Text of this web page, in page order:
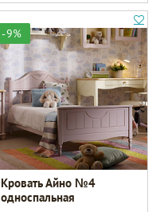
-9%
Кровать Айно №4
односпальная